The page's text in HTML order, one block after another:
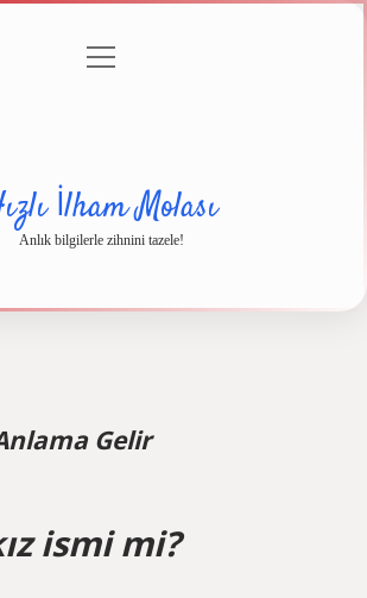
menüyü
İlham Molası
Anlık bilgilerle zihnini tazele!
Gelir
ismi mi?